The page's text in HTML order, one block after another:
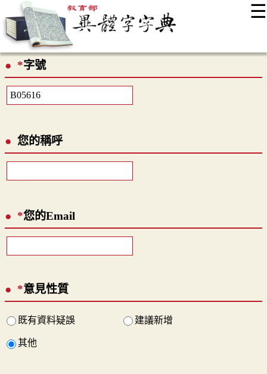
☰
最新消息
*字號
您的稱呼
*您的Email
*意見性質
既有資料疑誤 建議新增
其他